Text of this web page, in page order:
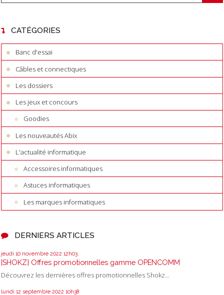
CATÉGORIES
Banc d'essai
Câbles et connectiques
Les dossiers
Les jeux et concours
Goodies
Les nouveautés Abix
L'actualité informatique
Accessoires informatiques
Astuces informatiques
Les marques informatiques
DERNIERS ARTICLES
jeudi 10 novembre 2022 12h03
[SHOKZ] Offres promotionnelles gamme OPENCOMM
Découvrez les dernières offres promotionnelles Shokz...
lundi 12 septembre 2022 10h38